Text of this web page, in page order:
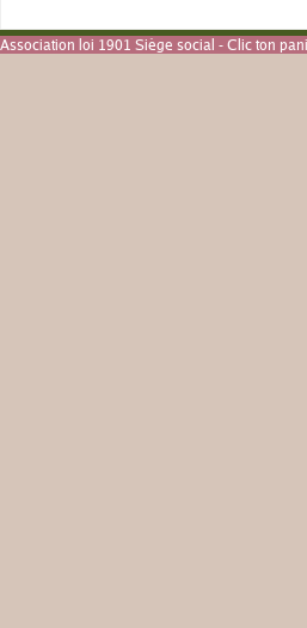
Association loi 1901 Siège social - Clic ton